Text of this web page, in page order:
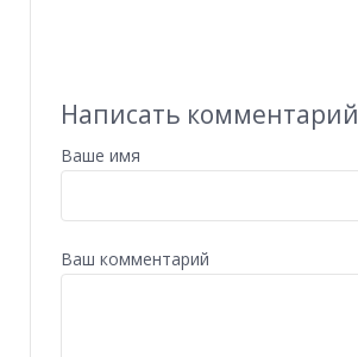
Написать комментарий
Ваше имя
Ваш комментарий